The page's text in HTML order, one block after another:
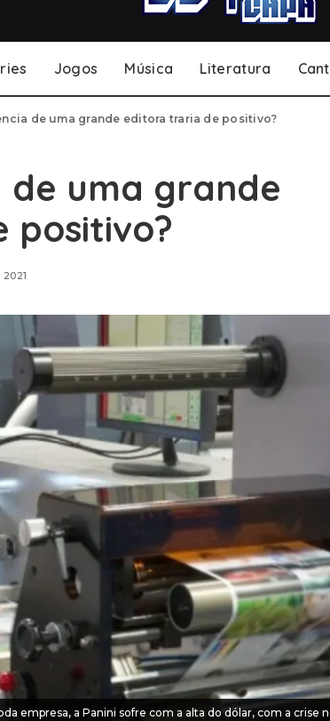
Jogos Música Literatura
de uma grande editora traria de positivo?
de uma grande
empresa, a Panini sofre com a alta do dólar, com a crise